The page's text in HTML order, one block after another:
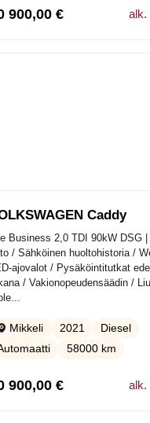
900,00€ alk.
Caddy
Business 2,0 TDI 90kW DSG
/ Sähköinen huoltohistoria /
ajovalot / Pysäköintitutkat
/ Vakionopeudensäädin /
Mikkeli 2021
Diesel
58000 km
900,00€ alk.